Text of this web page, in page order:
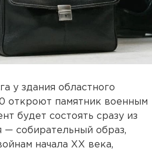
у здания областного
откроют памятник военным
будет состоять сразу из
собирательный образ,
начала ХХ века,